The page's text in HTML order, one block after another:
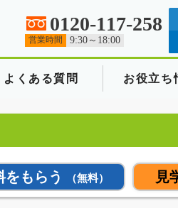
0120-117-258
営業時間 9:30～18:00
よくある質問 お役立ち
をもらう （無料） 見